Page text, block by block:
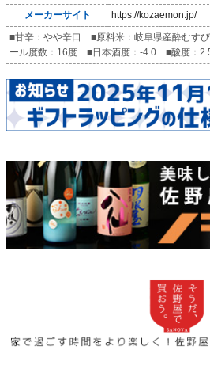
メーカーサイト
https://kozaemon.jp/
■甘辛：やや辛口 ■原料米：岐阜県産酔む
ール度数：16度 ■日本酒度：-4.0 ■酸度：